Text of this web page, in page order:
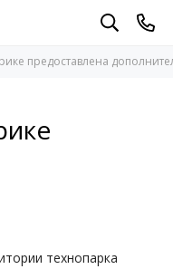
предоставлена
технопарка